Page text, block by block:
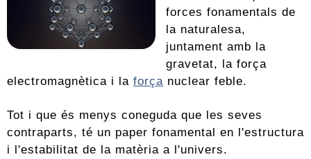
forces fonamentals de
la naturalesa,
juntament amb la
gravetat, la força
electromagnètica i la força nuclear feble.
Tot i que és menys coneguda que les seves
contraparts, té un paper fonamental en l'estructura
i l'estabilitat de la matèria a l'univers.